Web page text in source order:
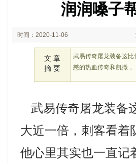
润润嗓子
时间：2020-11-06
文 章
摘 要
武易传奇屠龙装备这
恙的热血传奇和凯撒，
武易传奇屠龙装备
大近一倍，刺客看着
他心里其实也一直记